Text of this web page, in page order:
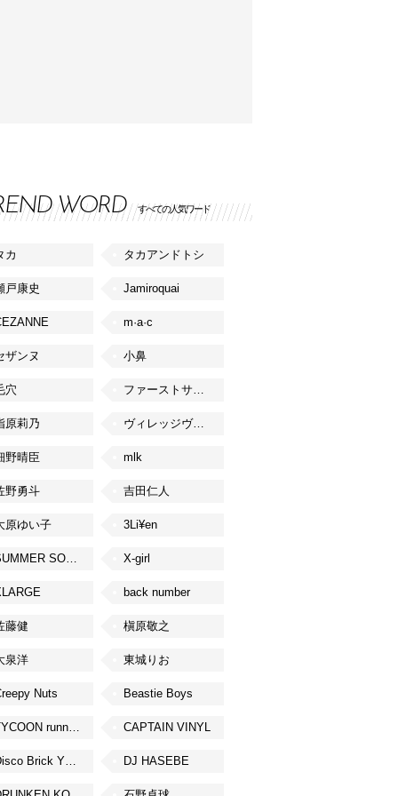
WORD すべての人気ワード
カ タカアンドトシ
戸康史 Jamiroquai
m·a·c
ザンヌ 小鼻
穴 ファーストサマーウイカ
原莉乃 ヴィレッジヴァンガード
野晴臣 mlk
野勇斗 吉田仁人
原ゆい子 3Li¥en
SUMMER SONIC X-girl
back number
藤健 槇原敬之
泉洋 東城りお
Nuts Beastie Boys
TYCOON running CAPTAIN VINYL
Disco Brick YOKOHAMA DJ HASEBE